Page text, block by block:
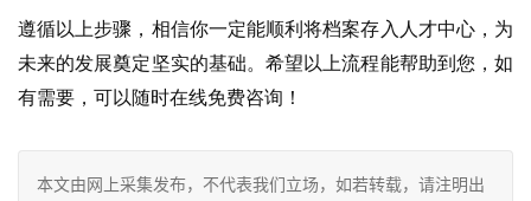
遵循以上步骤，相信你一定能顺利将档案存入人才中心，为
未来的发展奠定坚实的基础。希望以上流程能帮助到您，如
有需要，可以随时在线免费咨询！
本文由网上采集发布，不代表我们立场，如若转载，请注明出